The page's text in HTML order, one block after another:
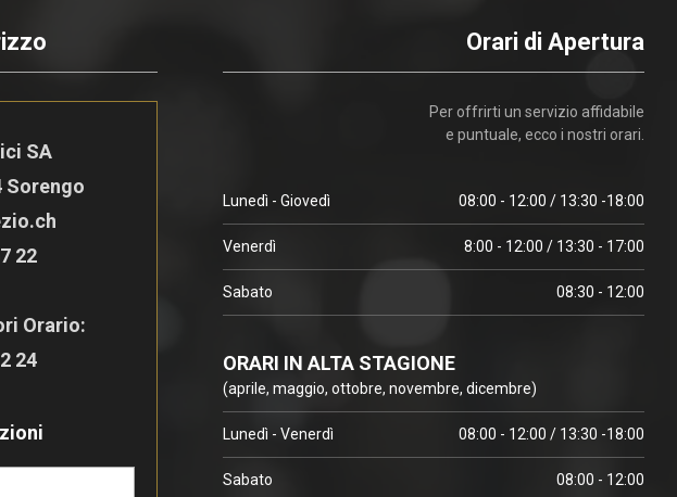
SA
Sorengo
22
Orario:
24
Orari di Apertura
Per offrirti un servizio affidabile
e puntuale, ecco i nostri orari.
Lunedì - Giovedì 08:00 - 12:00 / 13:30 -18:00
Venerdì 8:00 - 12:00 / 13:30 - 17:00
Sabato 08:30 - 12:00
ORARI IN ALTA STAGIONE
(aprile, maggio, ottobre, novembre, dicembre)
Lunedì - Venerdì 08:00 - 12:00 / 13:30 -18:00
Sabato 08:00 - 12:00